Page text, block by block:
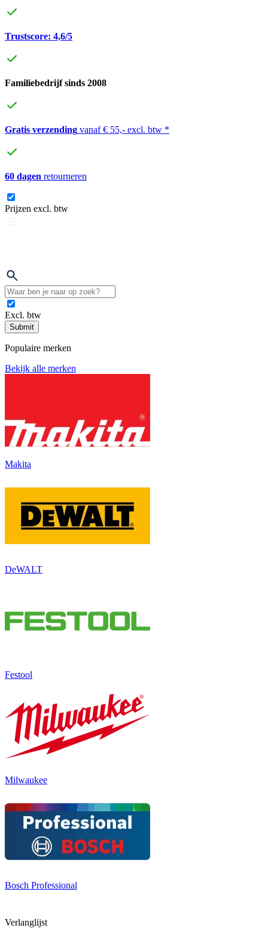
Trustscore: 4,6/5
Familiebedrijf sinds 2008
Gratis verzending vanaf € 55,- excl. btw *
60 dagen retourneren
Prijzen excl. btw
Excl. btw
Submit
Populaire merken
Bekijk alle merken
Makita
DeWALT
Festool
Milwaukee
Bosch Professional
Verlanglijst